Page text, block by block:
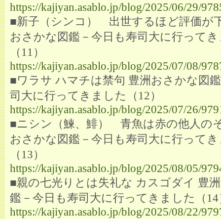
https://kajiyan.asablo.jp/blog/2025/06/29/
■新子（シンコ） 出世するほど評価
おさかな図鑑－今日も寿司大に行って
（11）
https://kajiyan.asablo.jp/blog/2025/07/08/
■ワラサ ハマチは禁句 豊洲おさかな図
司大に行ってきました（12）
https://kajiyan.asablo.jp/blog/2025/07/26/
■ニシン（鰊、鯡） 青魚は赤の他人の
おさかな図鑑－今日も寿司大に行って
（13）
https://kajiyan.asablo.jp/blog/2025/08/05/
■親の七光りとは失礼な カスゴダイ 豊
鑑－今日も寿司大に行ってきました（14
https://kajiyan.asablo.jp/blog/2025/08/22/